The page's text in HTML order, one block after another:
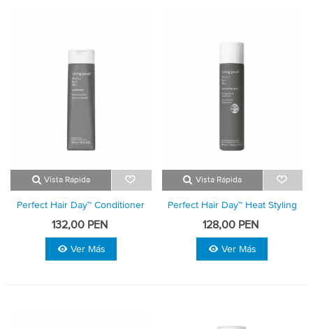
Vista Rápida
Perfect Hair Day™ Conditioner
132,00 PEN
Ver Más
Vista Rápida
Perfect Hair Day™ Heat Styling
Spray
128,00 PEN
Ver Más